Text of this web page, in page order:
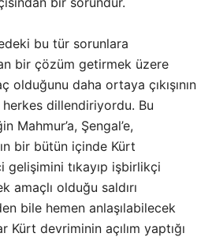
bu tür sorunlara
bir çözüm getirmek üzere
olduğunu daha ortaya çıkışının
dillendiriyordu. Bu
Mahmur’a, Şengal’e,
bir bütün içinde Kürt
gelişimini tıkayıp işbirlikçi
amaçlı olduğu saldırı
bile hemen anlaşılabilecek
Kürt devriminin açılım yaptığı